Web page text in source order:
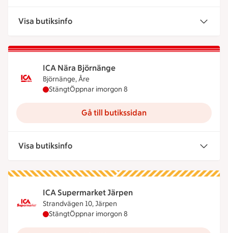
Visa butiksinfo
ICA Nära Björnänge
Björnänge, Åre
ICA Nära Björnänge har stängt idag, öppnar
StängtÖppnar imorgon 8
Gå till butikssidan
Visa butiksinfo
ICA Supermarket Järpen
Strandvägen 10, Järpen
ICA Supermarket Järpen har stängt idag, öppnar
StängtÖppnar imorgon 8